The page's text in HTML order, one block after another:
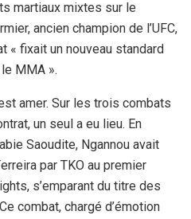
martiaux mixtes sur le
ancien champion de l’UFC,
« fixait un nouveau standard
MMA ».
amer. Sur les trois combats
un seul a eu lieu. En
Saoudite, Ngannou avait
par TKO au premier
s’emparant du titre des
combat, chargé d’émotion